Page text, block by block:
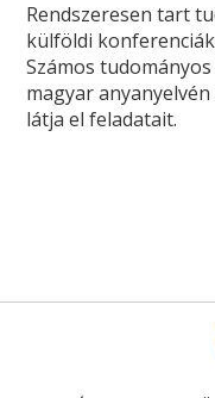
Rendszeresen tart
külföldi
Számos
magyar
látja el feladatait.